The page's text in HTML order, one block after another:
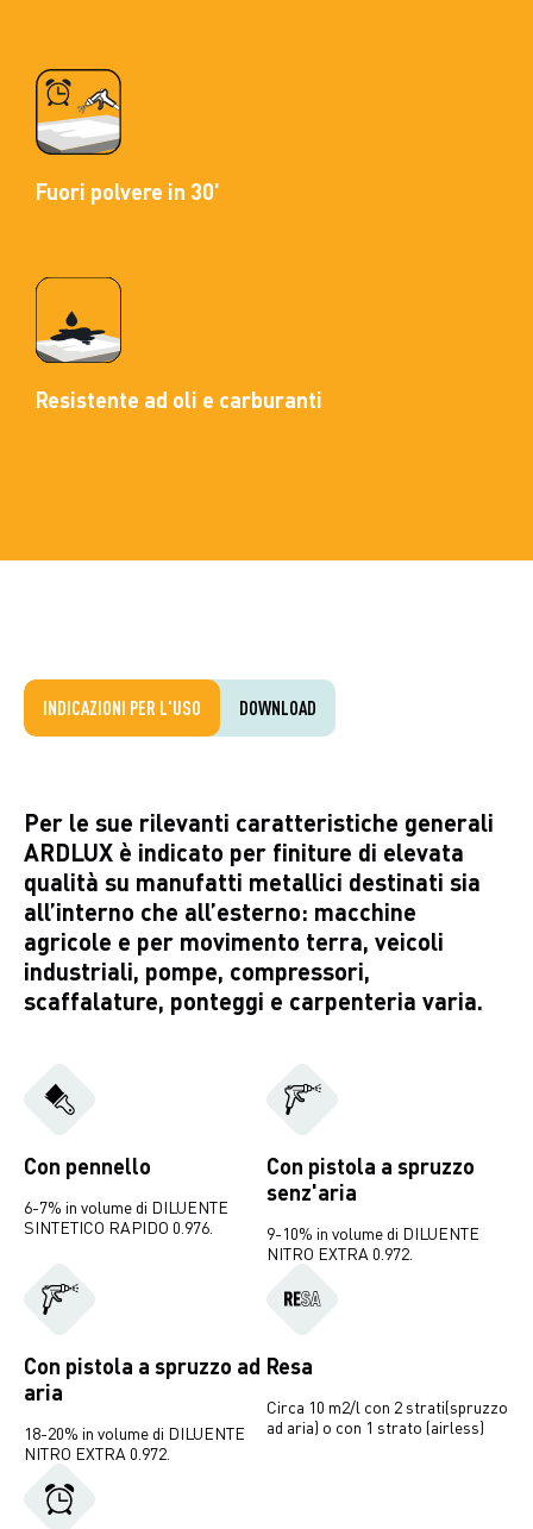
Fuori polvere in 30'
Resistente ad oli e carburanti
INDICAZIONI PER L'USO DOWNLOAD
Per le sue rilevanti caratteristiche generali
ARDLUX è indicato per finiture di elevata
qualità su manufatti metallici destinati sia
all’interno che all’esterno: macchine
agricole e per movimento terra, veicoli
industriali, pompe, compressori,
scaffalature, ponteggi e carpenteria varia.
Con pennello
6-7% in volume di DILUENTE
SINTETICO RAPIDO 0.976.
Con pistola a spruzzo
senz'aria
9-10% in volume di DILUENTE
NITRO EXTRA 0.972.
Con pistola a spruzzo ad
aria
18-20% in volume di DILUENTE
NITRO EXTRA 0.972.
Resa
Circa 10 m2/l con 2 strati(spruzzo
ad aria) o con 1 strato (airless)